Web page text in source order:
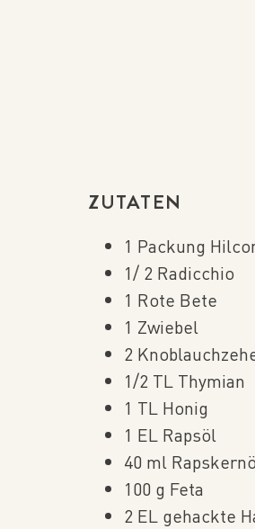
ZUTATEN
1 Packung
1/ 2 Radicchio
1 Rote Bete
1 Zwiebel
2
1/2 TL Thymian
1 TL Honig
1 EL Rapsöl
40 ml
100 g Feta
2 EL gehackte